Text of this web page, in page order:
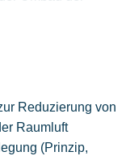
Reduzierung von
Raumluft
(Prinzip,